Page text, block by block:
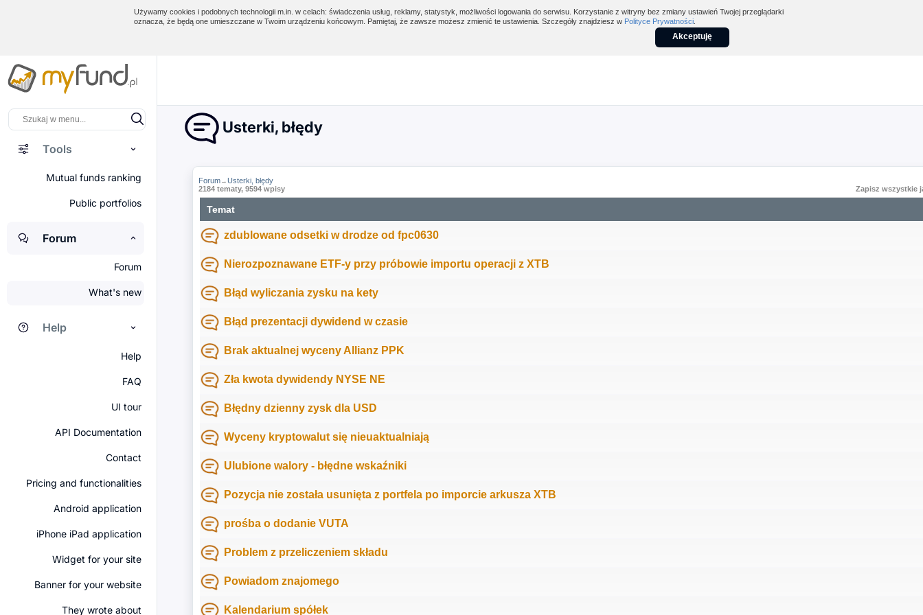
Używamy cookies i podobnych technologii m.in. w celach: świadczenia usług, reklamy, statystyk, możliwości logowania do serwisu. Korzystanie z witryny bez zmiany ustawień Twojej przeglądarki
oznacza, że będą one umieszczane w Twoim urządzeniu końcowym. Pamiętaj, że zawsze możesz zmienić te ustawienia. Szczegóły znajdziesz w Polityce Prywatności
Akceptuję
Tools
Mutual funds ranking
Public portfolios
Forum
Forum
What's new
Help
Help
FAQ
UI tour
API Documentation
Contact
Pricing and functionalities
Android application
iPhone iPad application
Widget for your site
Banner for your website
They wrote about
Usterki, błędy
Forum→Usterki, błędy
2184 tematy, 9594 wpisy
Zapisz wszystkie
Temat
zdublowane odsetki w drodze od fpc0630
Nierozpoznawane ETF-y przy próbowie importu operacji z XTB
Błąd wyliczania zysku na kety
Błąd prezentacji dywidend w czasie
Brak aktualnej wyceny Allianz PPK
Zła kwota dywidendy NYSE NE
Błędny dzienny zysk dla USD
Wyceny kryptowalut się nieuaktualniają
Ulubione walory - błędne wskaźniki
Pozycja nie została usunięta z portfela po imporcie arkusza XTB
prośba o dodanie VUTA
Problem z przeliczeniem składu
Powiadom znajomego
Kalendarium spółek